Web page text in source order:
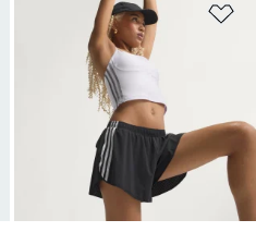
Añadir a la lista de deseos